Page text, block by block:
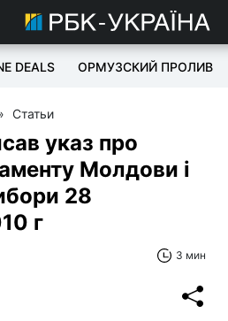
DEALS ОРМУЗСКИЙ ПРОЛИВ
Статьи
указ про
Молдови і
28
г
3 мин